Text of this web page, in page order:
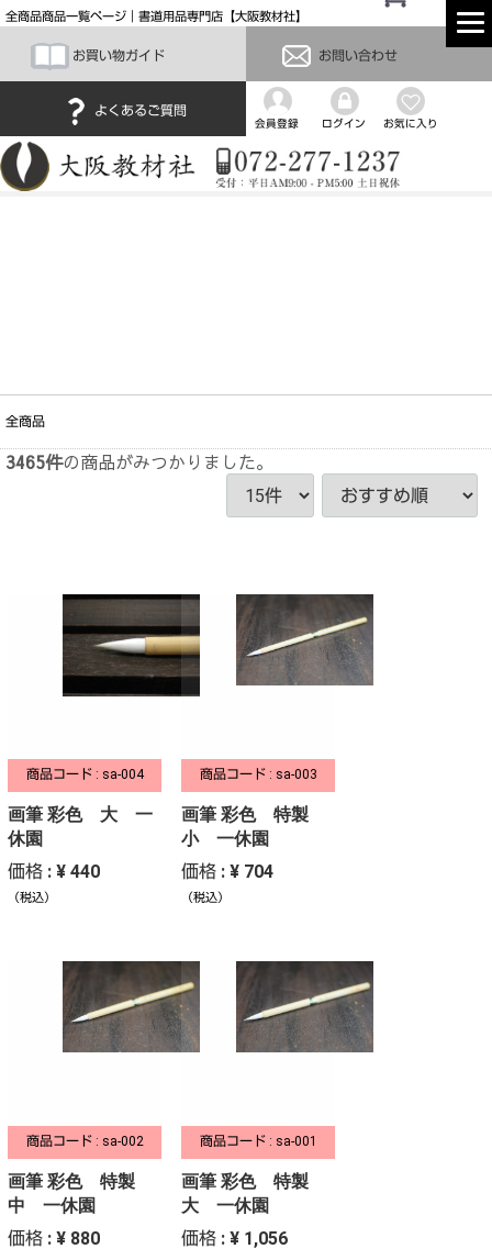
全商品商品一覧ページ｜書道用品専門店【大阪教材社】
お買い物ガイド お問い合わせ
よくあるご質問
会員登録 ログイン お気に入り
全商品
3465件の商品がみつかりました。
商品コード : sa-004
画筆 彩色 大 一
休園
価格 : ¥ 440
（税込）
商品コード : sa-003
画筆 彩色 特製
小 一休園
価格 : ¥ 704
（税込）
商品コード : sa-002
画筆 彩色 特製
中 一休園
価格 : ¥ 880
商品コード : sa-001
画筆 彩色 特製
大 一休園
価格 : ¥ 1,056